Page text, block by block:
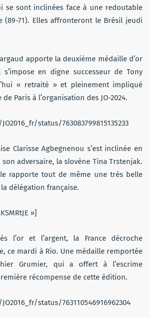
se sont inclinées face à une redoutable
(89-71). Elles affronteront le Brésil jeudi
apporte la deuxième médaille d’or
en digne successeur de Tony
« retraité » et pleinement impliqué
Paris à l’organisation des JO-2024.
status/763083799815135233
Clarisse Agbegnenou s’est inclinée en
adversaire, la slovène Tina Trstenjak.
rapporte tout de même une très belle
délégation française.
»]
l’or et l’argent, la France décroche
ce mardi à Rio. Une médaille remportée
Grumier, qui a offert à l’escrime
récompense de cette édition.
status/763110546916962304